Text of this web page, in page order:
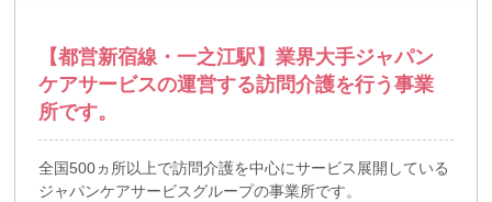
【都営新宿線・一之江駅】業界大手ジャパン
ケアサービスの運営する訪問介護を行う事業
所です。
全国500ヵ所以上で訪問介護を中心にサービス展開している
ジャパンケアサービスグループの事業所です。